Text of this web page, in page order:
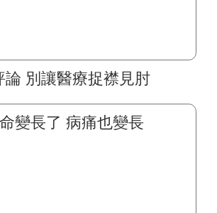
論 別讓醫療捉襟見肘